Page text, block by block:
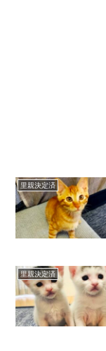
里親決定済
里親決定済